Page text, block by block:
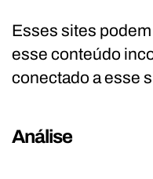
Esses sites
esse conteúdo
conectado a esse
Análise